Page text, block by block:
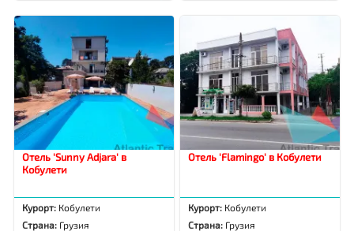
Отель 'Sunny Adjara' в
Кобулети
Курорт: Кобулети
Страна: Грузия
Отель 'Flamingo' в Кобулети
Курорт: Кобулети
Страна: Грузия